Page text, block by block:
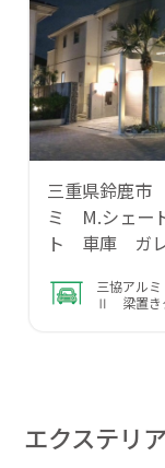
三重県鈴鹿
ミ M.シェー
ト 車庫 ガ
三協アル
Ⅱ 梁置き
エクステリ